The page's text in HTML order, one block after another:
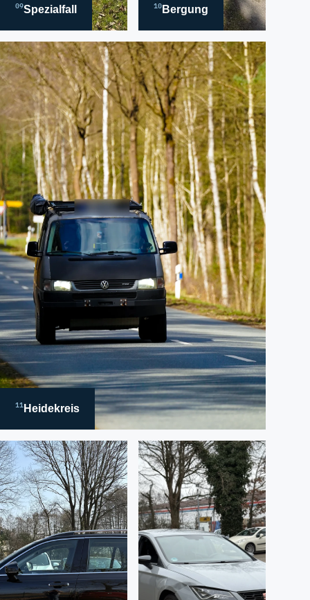
09Spezialfall 10 Bergung
11 Heidekreis